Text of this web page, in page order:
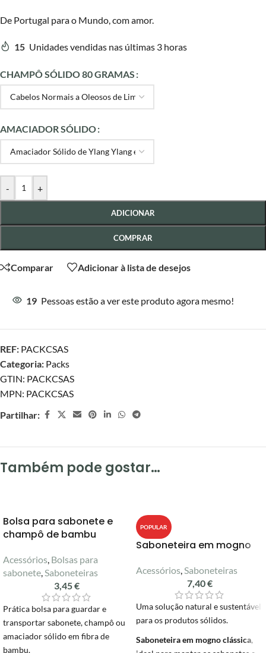
De Portugal para o Mundo, com amor.
15 Unidades vendidas nas últimas 3 horas
CHAMPÔ SÓLIDO 80 GRAMAS
AMACIADOR SÓLIDO
- +
ADICIONAR
COMPRAR
Comparar Adicionar à lista de desejos
19 Pessoas estão a ver este produto agora mesmo!
REF: PACKCSAS
Categoria: Packs
GTIN: PACKCSAS
MPN: PACKCSAS
Partilhar:
Também pode gostar…
Bolsa para sabonete e
champô de bambu
Acessórios, Bolsas para
sabonete,Saboneteiras
3,45€
Prática bolsa para guardar e
transportar sabonete, champô ou
amaciador sólido em fibra de
bambu.
POPULAR
Saboneteira em mogno
Acessórios,Saboneteiras
7,40€
Uma solução natural e sustentável
para os produtos sólidos.
Saboneteira em mogno clássica,